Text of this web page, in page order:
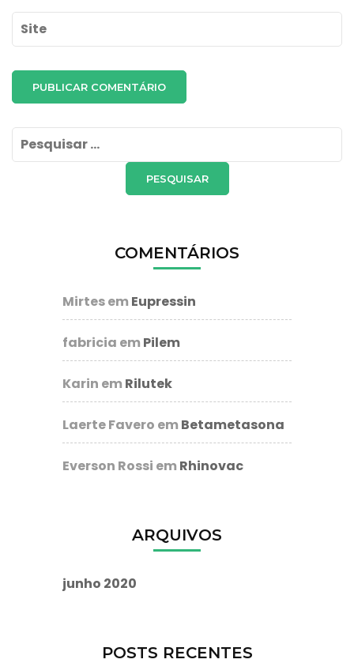
Site
Pesquisar
por:
COMENTÁRIOS
Mirtesem Eupressin
fabricia em Pilem
Karin em Rilutek
Laerte Favero em Betametasona
Everson Rossi em Rhinovac
ARQUIVOS
junho 2020
POSTS RECENTES